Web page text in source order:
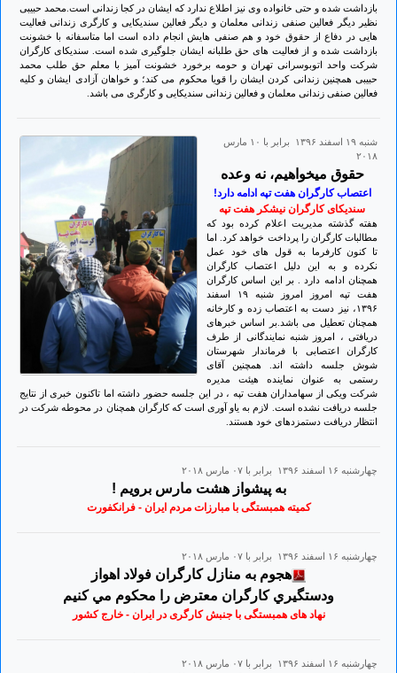
بازداشت شده و حتی خانواده وی نیز اطلاع ندارد که ایشان در کجا زندانی است.محمد حبیبی
نظیر دیگر فعالین صنفی زندانی معلمان و دیگر فعالین سندیکایی و کارگری زندانی فعالیت
هایی در دفاع از حقوق خود و هم صنفی هایش انجام داده است اما متاسفانه با خشونت
بازداشت شده و از فعالیت های حق طلبانه ایشان جلوگیری شده است. سندیکای کارگران
شرکت واحد اتوبوسرانی تهران و حومه برخورد خشونت آمیز با معلم حق طلب محمد
حبیبی همچنین زندانی کردن ایشان را قویا محکوم می کند؛ و خواهان آزادی ایشان و کلیه
فعالین صنفی زندانی معلمان و فعالین زندانی سندیکایی و کارگری می باشد.
شنبه ۱۹ اسفند ۱۳۹۶ برابر با ۱۰ مارس
۲۰۱۸
حقوق میخواهیم، نه وعده
اعتصاب کارگران هفت تپه ادامه دارد!
سندیکای کارگران نیشکر هفت تپه
هفته گذشته مدیریت اعلام کرده بود که
مطالبات کارگران را پرداخت خواهد کرد. اما
تا کنون کارفرما به قول های خود عمل
نکرده و به این دلیل اعتصاب کارگران
همچنان ادامه دارد . بر این اساس کارگران
هفت تپه امروز امروز شنبه ۱۹ اسفند
۱۳۹۶، نیز دست به اعتصاب زده و کارخانه
همچنان تعطیل می باشد.بر اساس خبرهای
دریافتی ، امروز شنبه نمایندگانی از طرف
کارگران اعتصابی با فرماندار شهرستان
شوش جلسه داشته اند. همچنین آقای
رستمی به عنوان نماینده هیئت مدیره
شرکت ویکی از سهامداران هفت تپه ، در این جلسه حضور داشته اما تاکنون خبری از نتایج
جلسه دریافت نشده است. لازم به یاو آوری است که کارگران همچنان در محوطه شرکت در
انتظار دریافت دستمزدهای خود هستند.
چهارشنبه ۱۶ اسفند ۱۳۹۶ برابر با ۰۷ مارس ۲۰۱۸
به پيشواز هشت مارس برويم !
کمیته همبستگی با مبارزات مردم ایران - فرانکفورت
چهارشنبه ۱۶ اسفند ۱۳۹۶ برابر با ۰۷ مارس ۲۰۱۸
هجوم به منازل كارگران فولاد اهواز
ودستگيري كارگران معترض را محكوم مي كنيم
نهاد های همبستگی با جنبش کارگری در ایران - خارج کشور
چهارشنبه ۱۶ اسفند ۱۳۹۶ برابر با ۰۷ مارس ۲۰۱۸